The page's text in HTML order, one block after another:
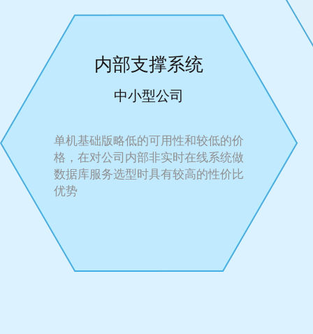
内部支撑系统
中小型公司
单机基础版略低的可用性和较低的价
格，在对公司内部非实时在线系统做
数据库服务选型时具有较高的性价比
优势